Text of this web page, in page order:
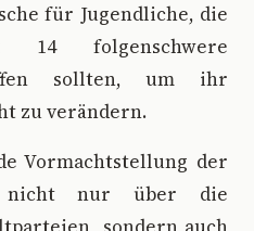
für Jugendliche, die
folgenschwere
sollten, um ihr
zu verändern.
Vormachtstellung der
nicht nur über die